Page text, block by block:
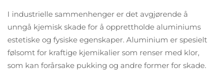
I industrielle sammenhenger er det avgjørende å
unngå kjemisk skade for å opprettholde aluminiums
estetiske og fysiske egenskaper. Aluminium er spesielt
følsomt for kraftige kjemikalier som renser med klor,
som kan forårsake pukking og andre former for skade.